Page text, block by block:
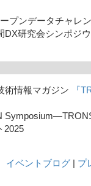
プンデータチャレ
DX研究会シンポジ
術情報マガジン 『
2025
イベントブログ | プ